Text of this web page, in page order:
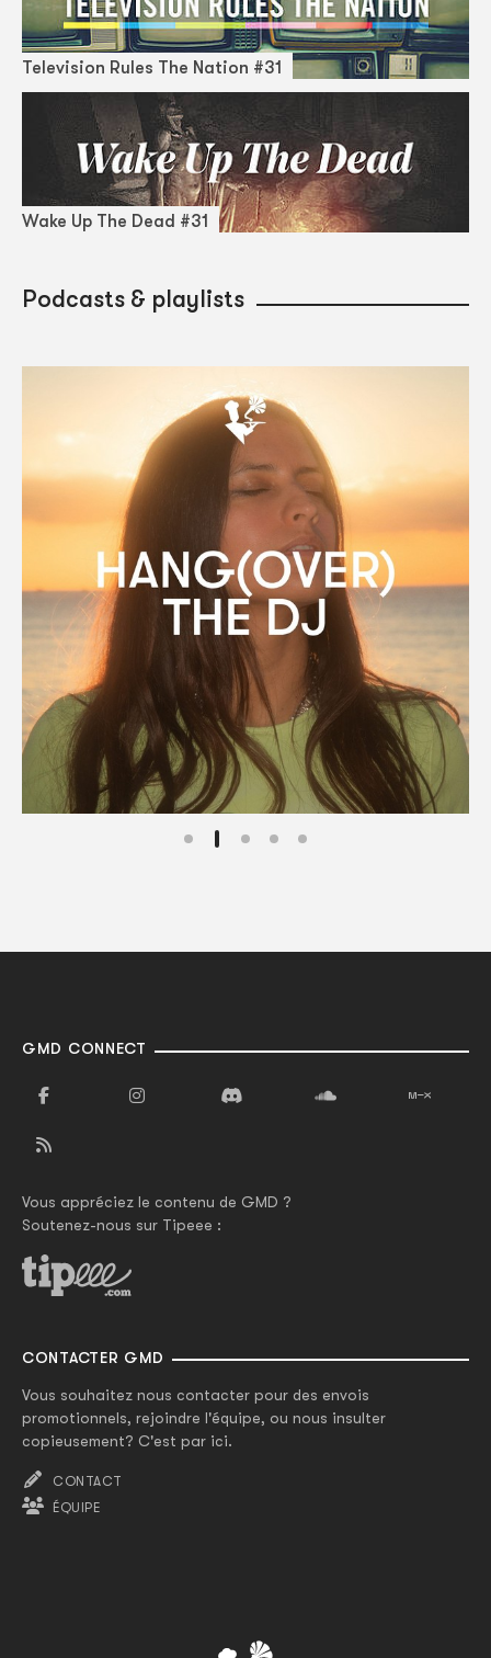
Television Rules The Nation #31
Wake Up The Dead #31
Podcasts & playlists
GMD CONNECT
Vous appréciez le contenu de GMD ?
Soutenez-nous sur Tipeee :
CONTACTER GMD
Vous souhaitez nous contacter pour des envois
promotionnels, rejoindre l'équipe, ou nous insulter
copieusement? C'est par ici.
CONTACT
ÉQUIPE